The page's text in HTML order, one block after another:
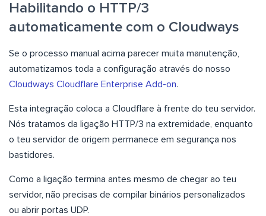
Habilitando o HTTP/3
automaticamente com o Cloudways
Se o processo manual acima parecer muita manutenção,
automatizamos toda a configuração através do nosso
Cloudways Cloudflare Enterprise Add-on.
Esta integração coloca a Cloudflare à frente do teu servidor.
Nós tratamos da ligação HTTP/3 na extremidade, enquanto
o teu servidor de origem permanece em segurança nos
bastidores.
Como a ligação termina antes mesmo de chegar ao teu
servidor, não precisas de compilar binários personalizados
ou abrir portas UDP.